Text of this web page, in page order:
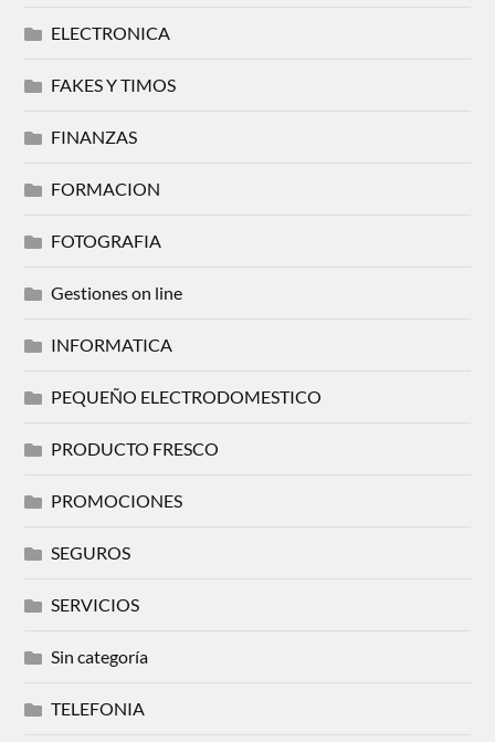
ELECTRONICA
FAKES Y TIMOS
FINANZAS
FORMACION
FOTOGRAFIA
Gestiones on line
INFORMATICA
PEQUEÑO ELECTRODOMESTICO
PRODUCTO FRESCO
PROMOCIONES
SEGUROS
SERVICIOS
Sin categoría
TELEFONIA